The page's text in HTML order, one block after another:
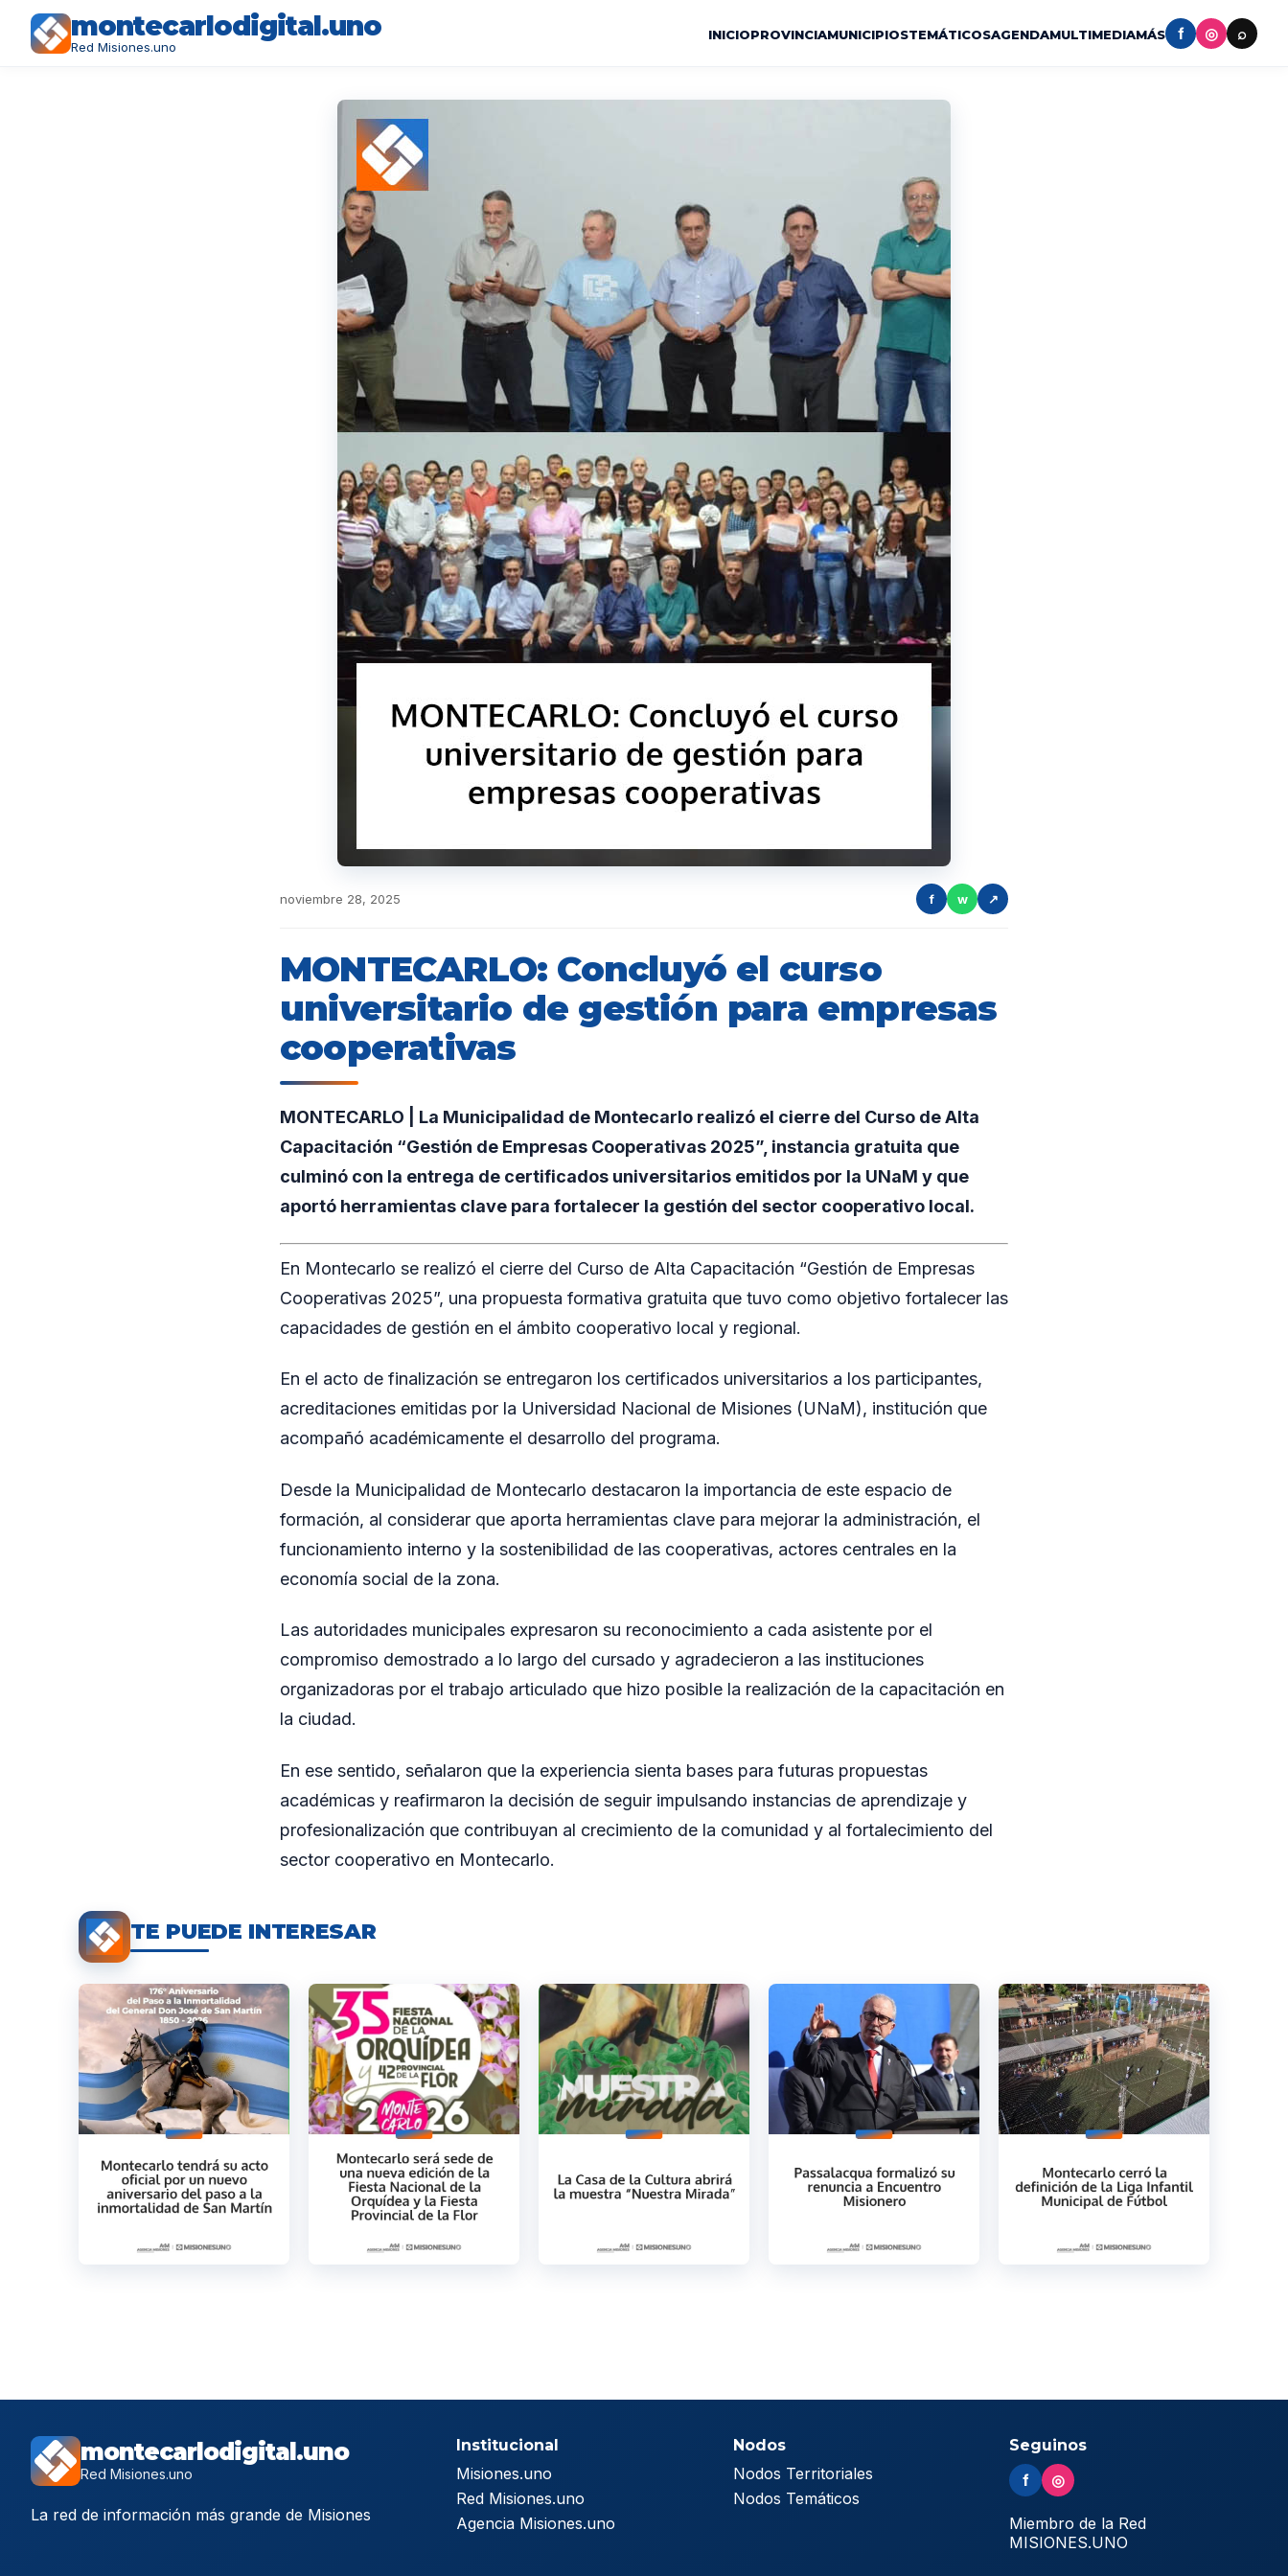
montecarlodigital.uno
Red Misiones.uno
INICIOPROVINCIAMUNICIPIOSTEMÁTICOSAGENDAMULTIMEDIAMÁS f ◎ ⌕
noviembre 28, 2025 f w ↗
MONTECARLO: Concluyó el curso
universitario de gestión para empresas
cooperativas
MONTECARLO | La Municipalidad de Montecarlo realizó el cierre del Curso de Alta
Capacitación “Gestión de Empresas Cooperativas 2025”, instancia gratuita que
culminó con la entrega de certificados universitarios emitidos por la UNaM y que
aportó herramientas clave para fortalecer la gestión del sector cooperativo local.
En Montecarlo se realizó el cierre del Curso de Alta Capacitación “Gestión de Empresas
Cooperativas 2025”, una propuesta formativa gratuita que tuvo como objetivo fortalecer las
capacidades de gestión en el ámbito cooperativo local y regional.
En el acto de finalización se entregaron los certificados universitarios a los participantes,
acreditaciones emitidas por la Universidad Nacional de Misiones (UNaM), institución que
acompañó académicamente el desarrollo del programa.
Desde la Municipalidad de Montecarlo destacaron la importancia de este espacio de
formación, al considerar que aporta herramientas clave para mejorar la administración, el
funcionamiento interno y la sostenibilidad de las cooperativas, actores centrales en la
economía social de la zona.
Las autoridades municipales expresaron su reconocimiento a cada asistente por el
compromiso demostrado a lo largo del cursado y agradecieron a las instituciones
organizadoras por el trabajo articulado que hizo posible la realización de la capacitación en
la ciudad.
En ese sentido, señalaron que la experiencia sienta bases para futuras propuestas
académicas y reafirmaron la decisión de seguir impulsando instancias de aprendizaje y
profesionalización que contribuyan al crecimiento de la comunidad y al fortalecimiento del
sector cooperativo en Montecarlo.
TE PUEDE INTERESAR
montecarlodigital.uno
Red Misiones.uno
La red de información más grande de Misiones
Institucional
Misiones.uno
Red Misiones.uno
Agencia Misiones.uno
Nodos
Nodos Territoriales
Nodos Temáticos
Seguinos
f ◎
Miembro de la Red
MISIONES.UNO